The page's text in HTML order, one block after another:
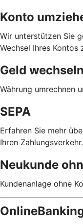
Konto
Wir unterstützen Sie
Wechsel Ihres Kontos
Geld wechseln
Währung umrechnen
SEPA
Erfahren Sie mehr
Ihren Zahlungsverkehr.
Neukunde
Kundenanlage ohne